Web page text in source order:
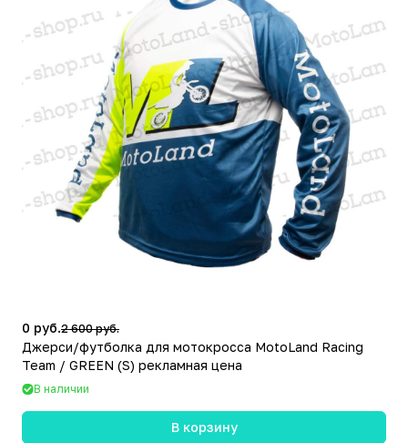
0 руб.2 600 руб.
Джерси/футболка для мотокросса MotoLand Racing
Team / GREEN (S) рекламная цена
В наличии
В корзину